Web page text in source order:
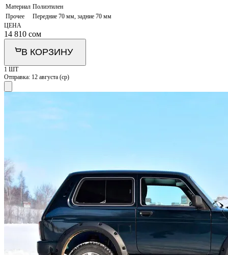
Материал Полиэтилен
Прочее
Передние 70 мм, задние 70 мм
ЦЕНА
14 810 сом
В КОРЗИНУ
1 ШТ
Отправка: 12 августа (ср)